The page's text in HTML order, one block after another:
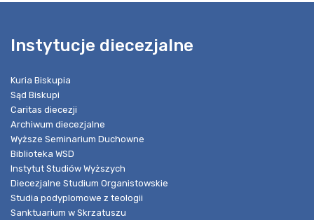
Instytucje diecezjalne
Kuria Biskupia
Sąd Biskupi
Caritas diecezji
Archiwum diecezjalne
Wyższe Seminarium Duchowne
Biblioteka WSD
Instytut Studiów Wyższych
Diecezjalne Studium Organistowskie
Studia podyplomowe z teologii
Sanktuarium w Skrzatuszu